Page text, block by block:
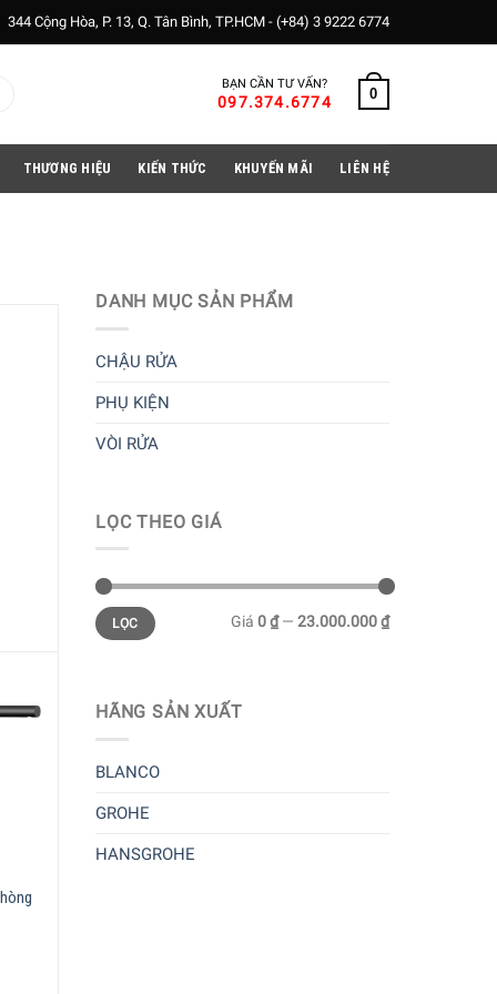
344 Cộng Hòa, P. 13, Q. Tân Bình, TP.HCM - (+84) 3 9222 6774
BẠN CẦN TƯ VẤN?
097.374.6774 0
THƯƠNG HIỆU KIẾN THỨC KHUYẾN MÃI LIÊN HỆ
DANH MỤC SẢN PHẨM
CHẬU RỬA
PHỤ KIỆN
VÒI RỬA
LỌC THEO GIÁ
LỌC Giá 0 ₫— 23.000.000 ₫
HÃNG SẢN XUẤT
BLANCO
GROHE
HANSGROHE